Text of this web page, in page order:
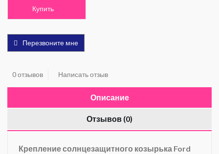
Купить
Перезвоните мне
0 отзывов Написать отзыв
Описание
Отзывов (0)
Креплениесолнцезащитного козырька Ford